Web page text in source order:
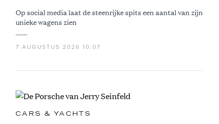
Op social media laat de steenrijke spits een aantal van zijn
unieke wagens zien
7 AUGUSTUS 2026 10:07
CARS & YACHTS